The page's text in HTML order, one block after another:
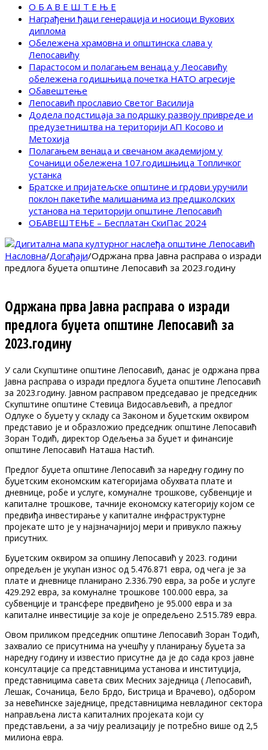
О Б А В Е Ш Т Е Њ Е
Награђени ђаци генерација и носиоци Вукових
диплома
Обележена храмовна и општинска слава у
Лепосавићу
Парастосом и полагањем венаца у Леосавићу
обележена годишњица почетка НАТО агресије
Обавештење
Лепосавић прославио Светог Василија
Додела подстицаја за подршку развоју привреде и
предузетништва на територији АП Косово и
Метохија
Полагањем венаца и свечаном академијом у
Сочаници обележена 107.годишњица Топличког
устанка
Братске и пријатељске општине и грдови уручили
поклон пакетиће малишанима из предшколских
установа на територији општине Лепосавић
ОБАВЕШТЕЊЕ – Бесплатан СкиПас 2024
Насловна/Догађаји/Одржана прва Јавна расправа о изради
предлога буџета општине Лепосавић за 2023.годину
Одржана прва Јавна расправа о изради
предлога буџета општине Лепосавић за
2023.годину
У сали Скупштине општине Лепосавић, данас је одржана прва
Јавна расправа о изради предлога буџета општине Лепосавић
за 2023.годину. Јавном расправом председавао је председник
Скупштине општине Стевица Видосављевић, а предлог
Одлуке о буџету у складу са Законом и буџетским оквиром
представио је и образложио председник општине Лепосавић
Зоран Тодић, директор Одељења за буџет и финансије
општине Лепосавић Наташа Настић.
Предлог буџета општине Лепосавић за наредну годину по
буџетским економским категоријама обухвата плате и
дневнице, робе и услуге, комуналне трошкове, субвенције и
капиталне трошкове, тачније економску категорију којом се
предвиђа инвестирање у капиталне инфраструктурне
пројекате што је у најзначајнијој мери и привукло пажњу
присутних.
Буџетским оквиром за опшину Лепосавић у 2023. години
опредељен је укупан износ од 5.476.871 евра, од чега је за
плате и дневнице планирано 2.336.790 евра, за робе и услуге
429.292 евра, за комуналне трошкове 100.000 евра, за
субвенције и трансфере предвиђено је 95.000 евра и за
капиталне инвестиције за које је опредељено 2.515.789 евра.
Овом приликом председник општине Лепосавић Зоран Тодић,
захвалио се присутнима на учешћу у планирању буџета за
наредну годину и известио присутне да је до сада кроз јавне
консултације са представницима установа и институција,
представницима савета свих Месних заједница ( Лепосавић,
Лешак, Сочаница, Бело Брдо, Бистрица и Врачево), одбором
за невећинске заједнице, представницима невладиног сектора
направљена листа капиталних пројеката који су
представљени, а за чију реализацију је потребно више од 2,5
милиона евра.